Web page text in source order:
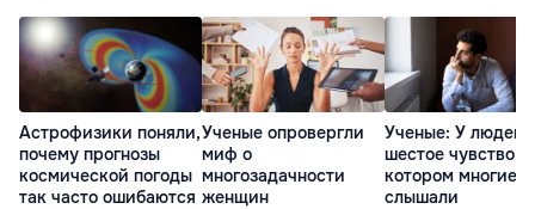
Астрофизики поняли,
почему прогнозы
космической погоды
так часто ошибаются
Ученые опровергли
миф о
многозадачности
женщин
Ученые: У людей
шестое чувство, о
котором многие
слышали